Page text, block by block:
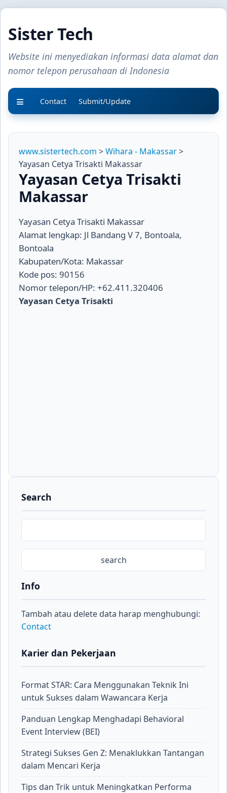
Sister Tech
Website ini menyediakan informasi data alamat dan
nomor telepon perusahaan di Indonesia
Contact Submit/Update
www.sistertech.com >Wihara - Makassar>
Yayasan Cetya Trisakti Makassar
Yayasan Cetya Trisakti
Makassar
Yayasan Cetya Trisakti Makassar
Alamat lengkap: Jl Bandang V 7, Bontoala,
Bontoala
Kabupaten/Kota: Makassar
Kode pos: 90156
Nomor telepon/HP: +62.411.320406
Yayasan Cetya Trisakti
Search
Info
Tambah atau delete data harap menghubungi:
Contact
Karier dan Pekerjaan
Format STAR: Cara Menggunakan Teknik Ini
untuk Sukses dalam Wawancara Kerja
Panduan Lengkap Menghadapi Behavioral
Event Interview (BEI)
Strategi Sukses Gen Z: Menaklukkan Tantangan
dalam Mencari Kerja
Tips dan Trik untuk Meningkatkan Performa